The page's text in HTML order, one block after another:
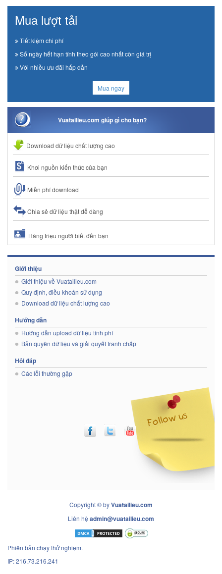
Mua lượt tải
Tiết kiệm chi phí
Số ngày hết hạn tính theo gói cao nhất còn giá trị
Với nhiều ưu đãi hấp dẫn
Mua ngay
Vuatailieu.com giúp gì cho bạn?
Download dữ liệu chất lượng cao
Khơi nguồn kiến thức của bạn
Miễn phí download
Chia sẻ dữ liệu thật dễ dàng
Hàng triệu người biết đến bạn
Giới thiệu
Giới thiệu về Vuatailieu.com
Quy định, điều khoản sử dụng
Download dữ liệu chất lượng cao
Hướng dẫn
Hướng dẫn upload dữ liệu tính phí
Bản quyền dữ liệu và giải quyết tranh chấp
Hỏi đáp
Các lỗi thường gặp
Copyright © byVuatailieu.com
Liên hệ admin@vuatailieu.com
Phiên bản chạy thử nghiệm.
IP: 216.73.216.241